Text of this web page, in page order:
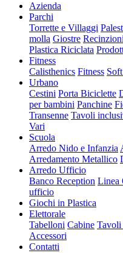
Azienda
Parchi
Torrette e Villaggi
molla Giostre Recinzioni
Plastica Riciclata
Fitness
Calisthenics Fitness
Urbano
Cestini Porta Biciclette
per bambini Panchine
Transenne Tavoli
Vari
Scuola
Arredo Nido e Infanzia
Arredamento Metallico
Arredo Ufficio
Banco Reception Linea
ufficio
Giochi in Plastica
Elettorale
Tabelloni Cabine Tavoli
Accessori
Contatti